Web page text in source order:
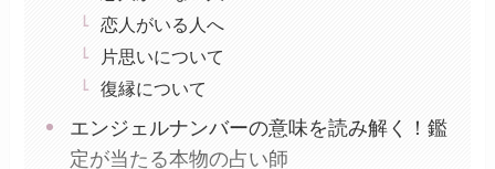
恋人がいる人へ
片思いについて
復縁について
エンジェルナンバーの意味を読み解く！鑑
定が当たる本物の占い師